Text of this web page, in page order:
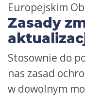
Europejskim
Zasady
Stosownie do
nas zasad
w dowolnym